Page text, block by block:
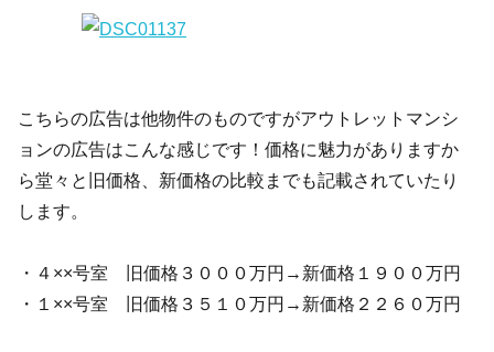
こちらの広告は他物件のものですがアウトレットマンシ
ョンの広告はこんな感じです！価格に魅力がありますか
ら堂々と旧価格、新価格の比較までも記載されていたり
します。
・４××号室 旧価格３０００万円→新価格１９００万円
・１××号室 旧価格３５１０万円→新価格２２６０万円